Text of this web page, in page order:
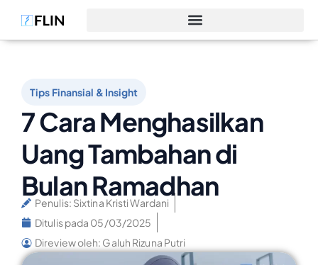
Tips Finansial & Insight
7 Cara Menghasilkan
Uang Tambahan di
Bulan Ramadhan
Penulis: Sixtina Kristi Wardani
Ditulis pada 05/03/2025
Direview oleh: Galuh Rizuna Putri